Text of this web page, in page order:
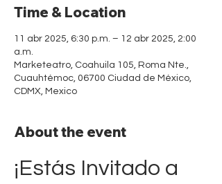
Time & Location
11 abr 2025, 6:30 p.m. – 12 abr 2025, 2:00
a.m.
Marketeatro, Coahuila 105, Roma Nte.,
Cuauhtémoc, 06700 Ciudad de México,
CDMX, Mexico
About the event
¡Estás Invitado a